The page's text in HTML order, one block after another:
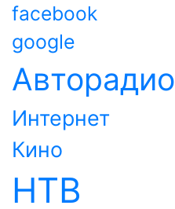
facebook
google
Авторадио
Интернет
Кино
НТВ